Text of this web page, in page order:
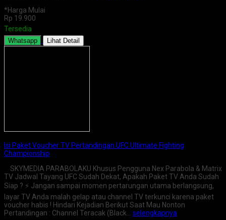
*Harga Mulai
Rp 19.900
Tersedia
Whatsapp Lihat Detail
Isi Paket Voucher TV Pertandingan UFC Ultimate Fighting
Championship
SKYMEDIA PARABOLAKU Khusus Pengguna Nex Parabola & Matrix
TV Jadwal Tayang UFC Sudah Dekat, Apakah Paket TV Anda Sudah
Siap ? ⚡ Jangan sampai momen pertarungan utama berlangsung,
layar TV Anda malah gelap atau channel TV terkunci karena paket
voucher habis ! Hindari Kejadian Berikut Saat Mau Nonton
Pertandingan : Channel Teracak (Black… selengkapnya